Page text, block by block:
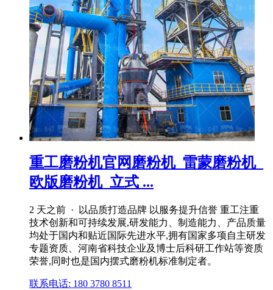
重工磨粉机官网磨粉机_雷蒙磨粉机_
欧版磨粉机_立式 ...
2 天之前 · 以品质打造品牌 以服务提升信誉 重工注重
技术创新和可持续发展,研发能力、制造能力、产品质量
均处于国内和贴近国际先进水平,拥有国家多项自主研发
专题资质、河南省科技企业及博士后科研工作站等资质
荣誉,同时也是国内摆式磨粉机标准制定者。
联系电话: 180 3780 8511